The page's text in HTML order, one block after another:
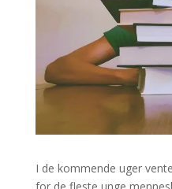
I de kommende uger